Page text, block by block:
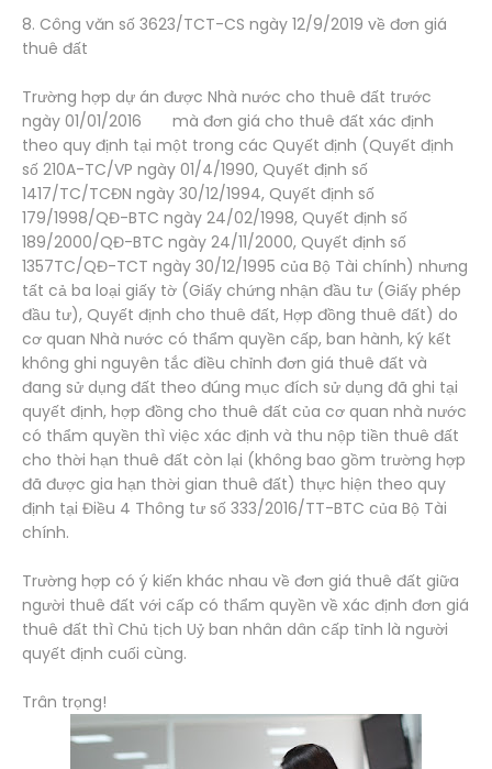
8. Công văn số 3623/TCT-CS ngày 12/9/2019 về đơn giá
thuê đất
Trường hợp dự án được Nhà nước cho thuê đất trước
ngày 01/01/2016 mà đơn giá cho thuê đất xác định
theo quy định tại một trong các Quyết định (Quyết định
số 210A-TC/VP ngày 01/4/1990, Quyết định số
1417/TC/TCĐN ngày 30/12/1994, Quyết định số
179/1998/QĐ-BTC ngày 24/02/1998, Quyết định số
189/2000/QĐ-BTC ngày 24/11/2000, Quyết định số
1357TC/QĐ-TCT ngày 30/12/1995 của Bộ Tài chính) nhưng
tất cả ba loại giấy tờ (Giấy chứng nhận đầu tư (Giấy phép
đầu tư), Quyết định cho thuê đất, Hợp đồng thuê đất) do
cơ quan Nhà nước có thẩm quyền cấp, ban hành, ký kết
không ghi nguyên tắc điều chỉnh đơn giá thuê đất và
đang sử dụng đất theo đúng mục đích sử dụng đã ghi tại
quyết định, hợp đồng cho thuê đất của cơ quan nhà nước
có thẩm quyền thì việc xác định và thu nộp tiền thuê đất
cho thời hạn thuê đất còn lại (không bao gồm trường hợp
đã được gia hạn thời gian thuê đất) thực hiện theo quy
định tại Điều 4 Thông tư số 333/2016/TT-BTC của Bộ Tài
chính.
Trường hợp có ý kiến khác nhau về đơn giá thuê đất giữa
người thuê đất với cấp có thẩm quyền về xác định đơn giá
thuê đất thì Chủ tịch Uỷ ban nhân dân cấp tỉnh là người
quyết định cuối cùng.
Trân trọng!